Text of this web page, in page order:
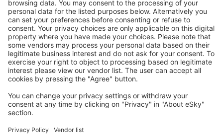
Nurnberg Airport (NUE)
Munster Osnabruck (FMO)
Paderborn Lippstadt (PAD)
Rostock-Laage (RLG)
Westerland Sylt (GWT)
Saarbrücken